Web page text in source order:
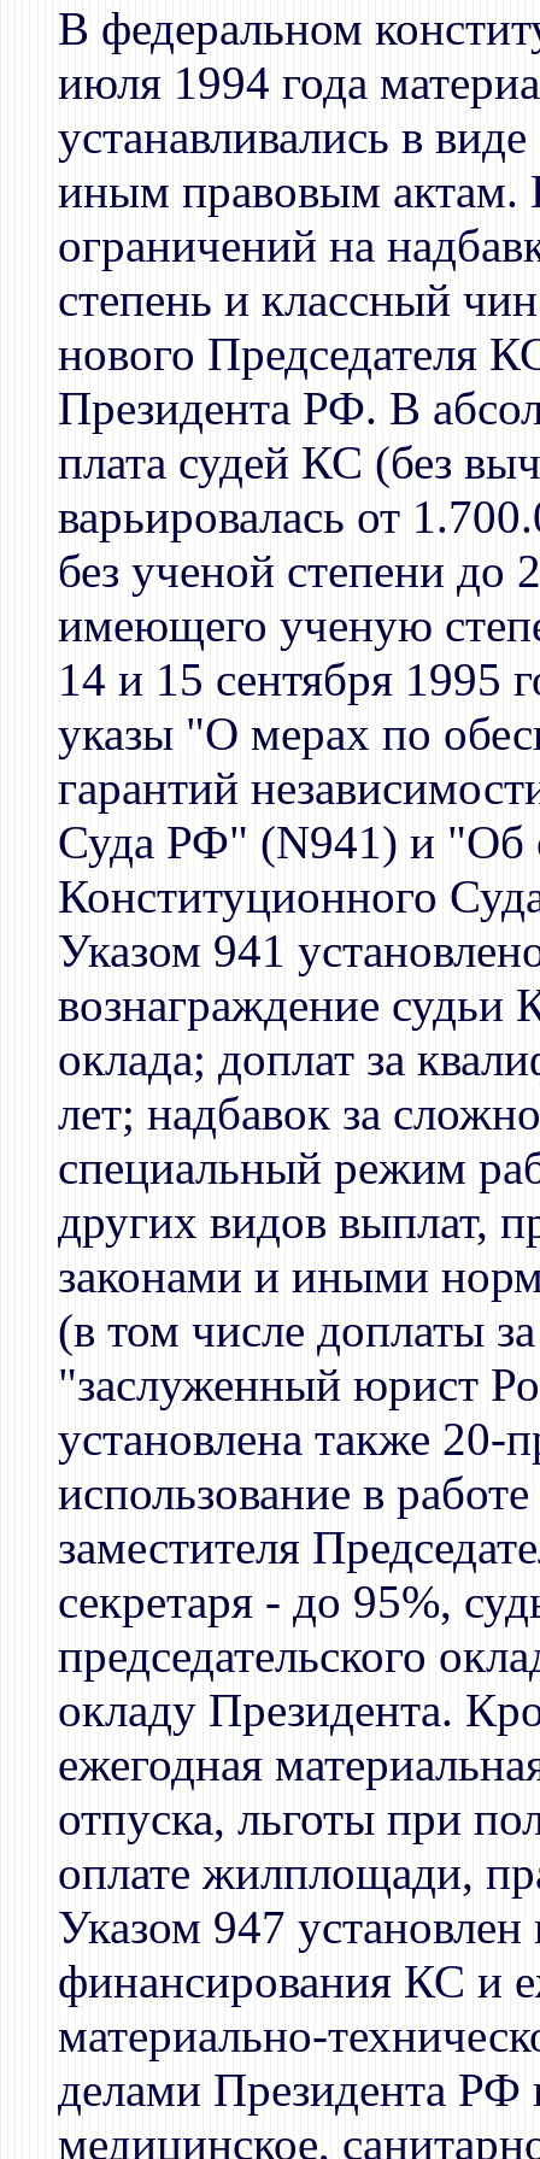
В федеральном
июля 1994 года
устанавливались в
иным правовым актам.
ограничений на
степень и классный
нового Председателя
Президента РФ. В
плата судей КС (без
варьировалась от
без ученой степени до
имеющего ученую
14 и 15 сентября 1995
указы "О мерах по
гарантий
Суда РФ" (N941) и "Об
Конституционного
Указом 941
вознаграждение судьи
оклада; доплат за
лет; надбавок за
специальный режим
других видов выплат,
законами и иными
(в том числе доплаты
"заслуженный юрист
установлена также 20-
использование в
заместителя
секретаря - до 95%,
председательского
окладу Президента.
ежегодная
отпуска, льготы при
оплате жилплощади,
Указом 947
финансирования КС и
материально-
делами Президента РФ
медицинское,